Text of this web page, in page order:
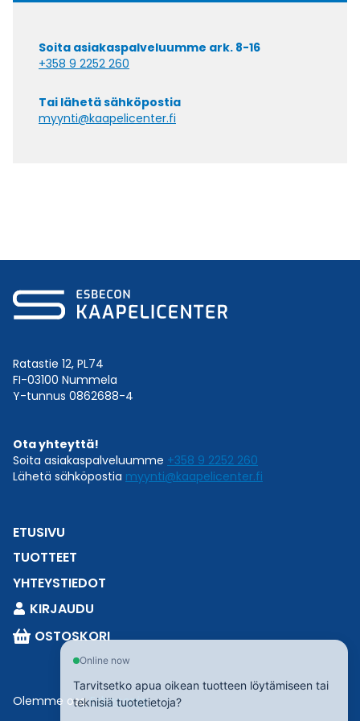
Soita asiakaspalveluumme ark. 8-16
+358 9 2252 260
Tai lähetä sähköpostia
myynti@kaapelicenter.fi
Ratastie 12, PL74
FI-03100 Nummela
Y-tunnus 0862688-4
Ota yhteyttä!
Soita asiakaspalveluumme +358 9 2252 260
Lähetä sähköpostia myynti@kaapelicenter.fi
ETUSIVU
TUOTTEET
YHTEYSTIEDOT
KIRJAUDU
OSTOSKORI
Olemme osaEsbeconia.
Online now
Tarvitsetko apua oikean tuotteen löytämiseen tai
teknisiä tuotetietoja?